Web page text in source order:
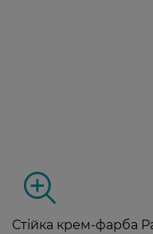
Стійка крем-фарба